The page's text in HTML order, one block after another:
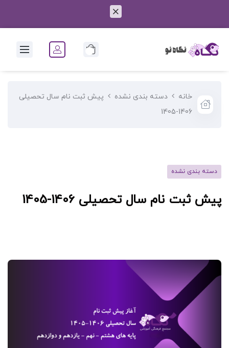
خانه دسته بندی نشده
پیش ثبت نام سال تحصیلی
1406-1405
دسته بندی نشده
پیش ثبت نام سال تحصیلی 1406-1405